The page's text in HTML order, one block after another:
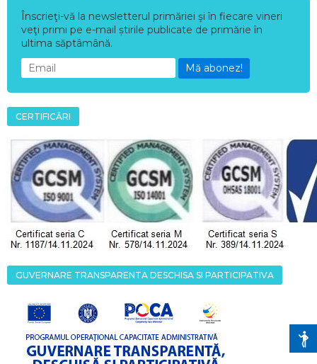
Înscrieţi-vă la newsletterul primăriei şi în fiecare vineri
veţi primi pe e-mail știrile publicate de primărie în
ultima săptâmână.
Mă abonez!
CERTIFICĂRI
GUVERNARE TRANSPARENTA DESCHISA SI PARTICIPATIVA